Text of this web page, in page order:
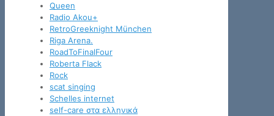
Queen
Radio Akou+
RetroGreeknight München
Riga Arena.
RoadToFinalFour
Roberta Flack
Rock
scat singing
Schelles internet
self-care στα ελληνικά